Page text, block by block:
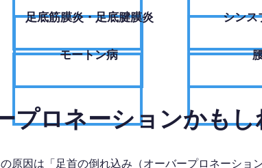
足底筋膜炎・足底腱膜炎
モートン病
シンス
プロネーションかもし
原因は「足首の倒れ込み（オーバープロネーショ